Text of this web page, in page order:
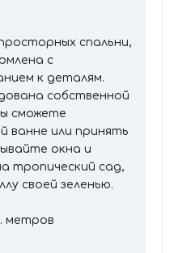
спальни,
с
к деталям.
собственной
сможете
ванне или принять
окна и
тропический сад,
своей зеленью.
метров